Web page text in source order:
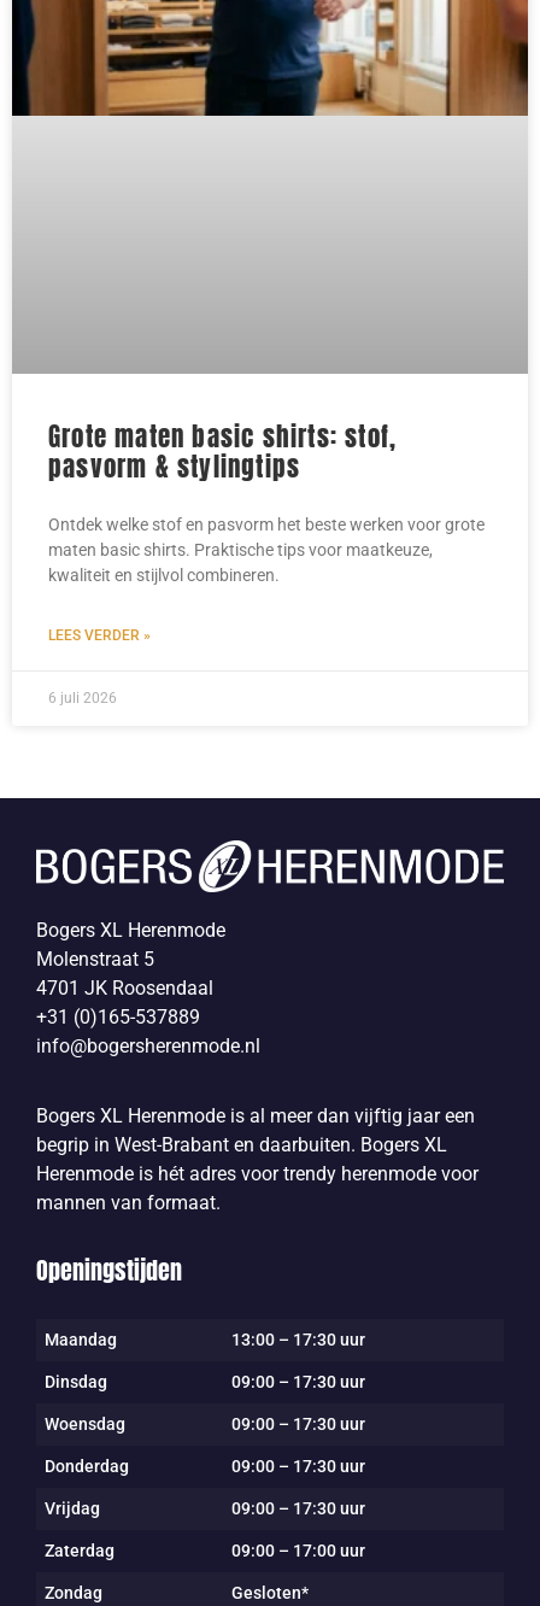
Grote maten basic shirts: stof,
pasvorm & stylingtips
Ontdek welke stof en pasvorm het beste werken voor grote
maten basic shirts. Praktische tips voor maatkeuze,
kwaliteit en stijlvol combineren.
LEES VERDER »
6 juli 2026
Bogers XL Herenmode
Molenstraat 5
4701 JK Roosendaal
+31 (0)165-537889
info@bogersherenmode.nl
Bogers XL Herenmode is al meer dan vijftig jaar een
begrip in West-Brabant en daarbuiten. Bogers XL
Herenmode is hét adres voor trendy herenmode voor
mannen van formaat.
Openingstijden
Maandag 13:00 – 17:30 uur
Dinsdag 09:00 – 17:30 uur
Woensdag 09:00 – 17:30 uur
Donderdag 09:00 – 17:30 uur
Vrijdag 09:00 – 17:30 uur
Zaterdag 09:00 – 17:00 uur
Zondag Gesloten*